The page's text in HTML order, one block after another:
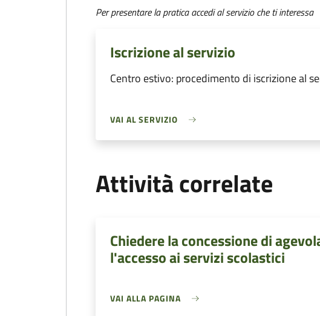
Per presentare la pratica accedi al servizio che ti interessa
Iscrizione al servizio
Centro estivo: procedimento di iscrizione al
VAI AL SERVIZIO
Attività correlate
Chiedere la concessione di
l'accesso ai servizi scolastici
VAI ALLA PAGINA